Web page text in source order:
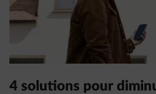
4 solutions pour